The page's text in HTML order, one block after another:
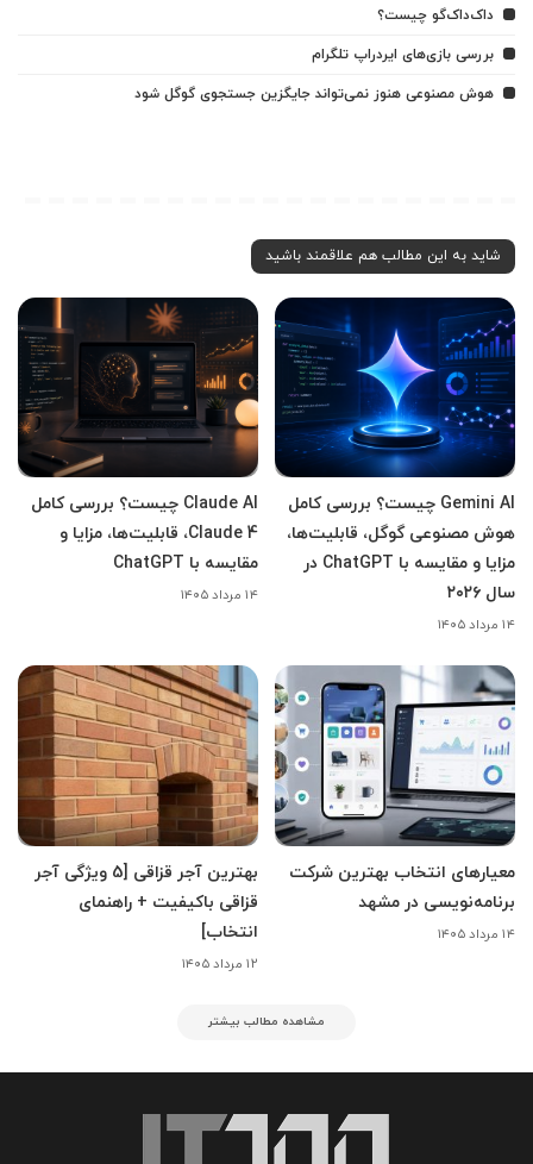
داک‌داک‌گو چیست؟
بررسی بازی‌های ایردراپ تلگرام
هوش مصنوعی هنوز نمی‌تواند جایگزین جستجوی گوگل شود
شاید به این مطالب هم علاقمند باشید
Gemini AI چیست؟ بررسی کامل
هوش مصنوعی گوگل، قابلیت‌ها،
مزایا و مقایسه با ChatGPT در
سال ۲۰۲۶
۱۴ مرداد ۱۴۰۵
Claude AI چیست؟ بررسی کامل
Claude 4، قابلیت‌ها، مزایا و
مقایسه با ChatGPT
۱۴ مرداد ۱۴۰۵
معیارهای انتخاب بهترین شرکت
برنامه‌نویسی در مشهد
۱۴ مرداد ۱۴۰۵
بهترین آجر قزاقی [5 ویژگی آجر
قزاقی باکیفیت + راهنمای
انتخاب]
۱۲ مرداد ۱۴۰۵
مشاهده مطالب بیشتر